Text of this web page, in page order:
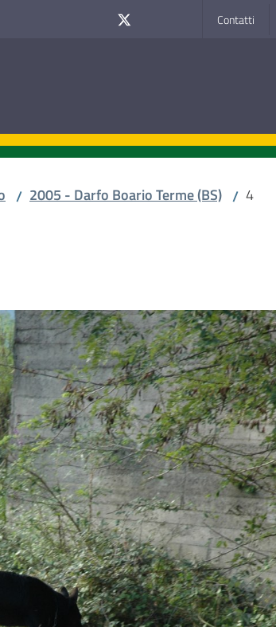
Contatti
/ 2005 - Darfo Boario Terme (BS) / 4